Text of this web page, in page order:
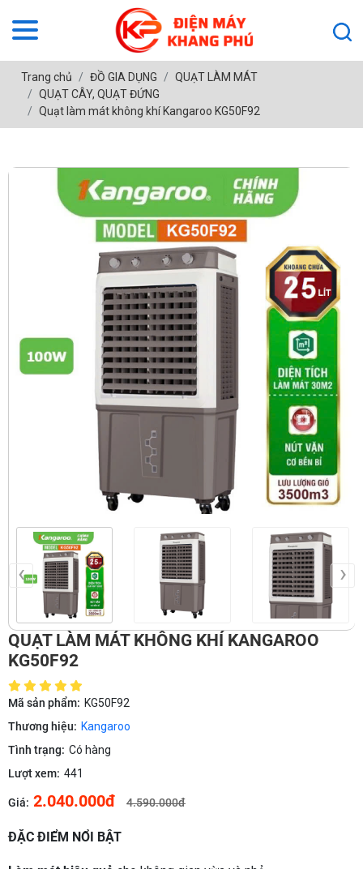
Trang chủ ĐỒ GIA DỤNG
QUẠT LÀM MÁT
QUẠT CÂY, QUẠT ĐỨNG
Quạt làm mát không khí Kangaroo KG50F92
‹ ›
QUẠT LÀM MÁT KHÔNG KHÍ KANGAROO
KG50F92
Mã sản phẩm: KG50F92
Thương hiệu: Kangaroo
Tình trạng: Có hàng
Lượt xem: 441
Giá: 2.040.000đ 4.590.000đ
ĐẶC ĐIỂM NỔI BẬT